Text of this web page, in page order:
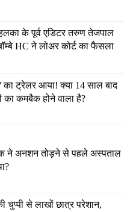
के पूर्व एडिटर तरुण तेजपाल
HC ने लोअर कोर्ट का फैसला
का ट्रेलर आया! क्या 14 साल बाद
का कमबैक होने वाला है?
ने अनशन तोड़ने से पहले अस्पताल
चुप्पी से लाखों छात्र परेशान,